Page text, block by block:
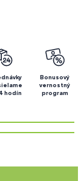
hodín
Bonusový
vernostný
program